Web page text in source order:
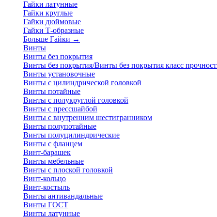
Гайки латунные
Гайки круглые
Гайки дюймовые
Гайки Т-образные
Больше Гайки →
Винты
Винты без покрытия
Винты без покрытия/Винты без покрытия класс
Винты установочные
Винты с цилиндрической головкой
Винты потайные
Винты с полукруглой головкой
Винты с прессшайбой
Винты с внутренним шестигранником
Винты полупотайные
Винты полуцилиндрические
Винты с фланцем
Винт-барашек
Винты мебельные
Винты с плоской головкой
Винт-кольцо
Винт-костыль
Винты антивандальные
Винты ГОСТ
Винты латунные